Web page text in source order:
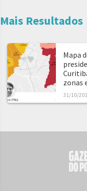
Mais Resultados
Mapa
zonas
31/10/